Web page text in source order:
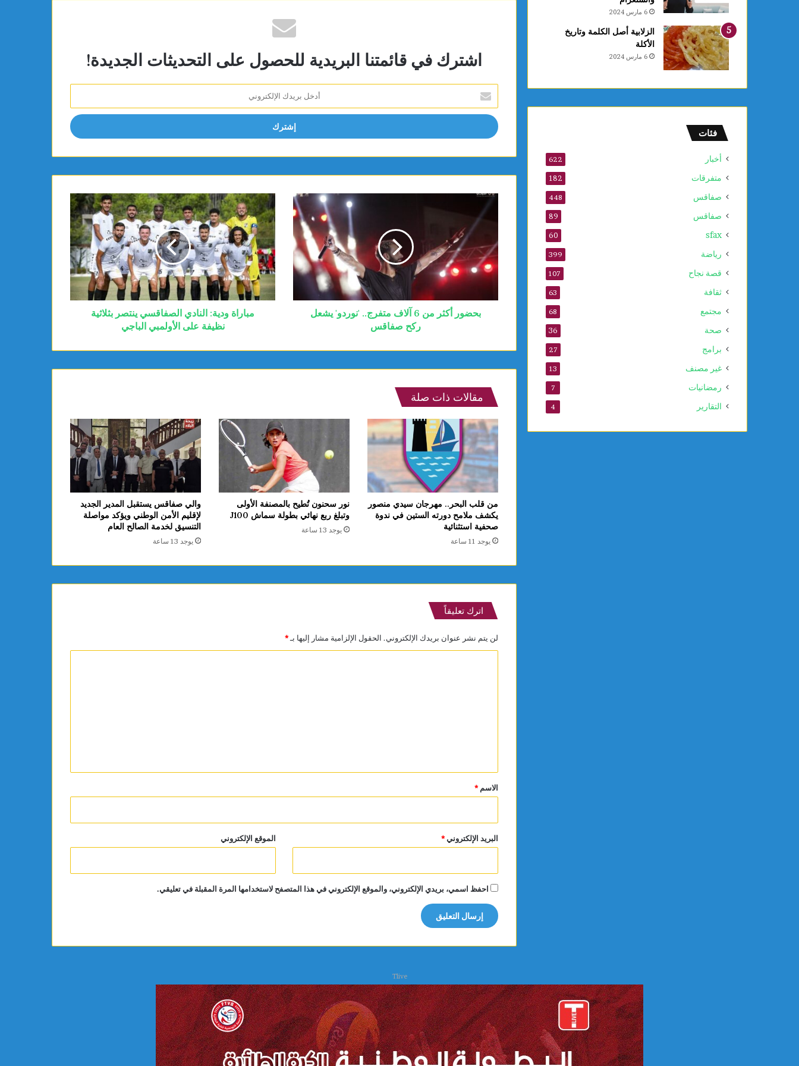
اشترك في قائمتنا البريدية للحصول على التحديثات الجديدة!
بريدك
الإلكتروني
بحضور أكثر من 6 آلاف متفرج.. 'نوردو' يشعل
ركح صفاقس
مباراة ودية: النادي الصفاقسي ينتصر بثلاثية
نظيفة على الأولمبي الباجي
مقالات ذات صلة
من قلب البحر.. مهرجان سيدي منصور
يكشف ملامح دورته الستين في ندوة
صحفية استثنائية
يوجد 11 ساعة
نور سحنون تُطيح بالمصنفة الأولى
وتبلغ ربع نهائي بطولة سماش J100
يوجد 13 ساعة
والي صفاقس يستقبل المدير الجديد
لإقليم الأمن الوطني ويؤكد مواصلة
التنسيق لخدمة الصالح العام
يوجد 13 ساعة
اترك تعليقاً
لن يتم نشر عنوان بريدك الإلكتروني. الحقول الإلزامية مشار إليها بـ*
*
الاسم *
البريد الإلكتروني* الموقع الإلكتروني
احفظ اسمي، بريدي الإلكتروني، والموقع الإلكتروني في هذا المتصفح لاستخدامها المرة المقبلة في تعليقي.
6 مارس 2024
الزلابية أصل الكلمة وتاريخ
الأكلة
6 مارس 2024
فئات
أخبار 622
متفرقات 182
صفاقس 448
صفاقس 89
sfax
60
رياضة 399
قصة نجاح 107
ثقافة 63
مجتمع 68
صحة 36
برامج 27
غير مصنف 13
رمضانيات 7
التقارير 4
Tlive